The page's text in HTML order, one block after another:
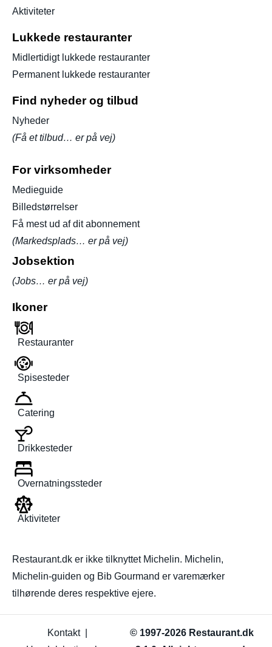
Aktiviteter
Lukkede restauranter
Midlertidigt lukkede restauranter
Permanent lukkede restauranter
Find nyheder og tilbud
Nyheder
(Få et tilbud… er på vej)
For virksomheder
Medieguide
Billedstørrelser
Få mest ud af dit abonnement
(Markedsplads… er på vej)
Jobsektion
(Jobs… er på vej)
Ikoner
Restauranter
Spisesteder
Catering
Drikkesteder
Overnatningssteder
Aktiviteter
Restaurant.dk er ikke tilknyttet Michelin. Michelin,
Michelin-guiden og Bib Gourmand er varemærker
tilhørende deres respektive ejere.
© 1997-2026 Restaurant.dk
Kontakt|